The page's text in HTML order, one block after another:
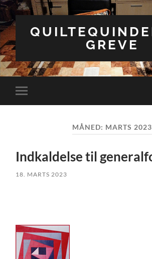
GREVE
Toggle
mobile
MÅNED: MARTS 2023
Indkaldelse til
18. MARTS 2023